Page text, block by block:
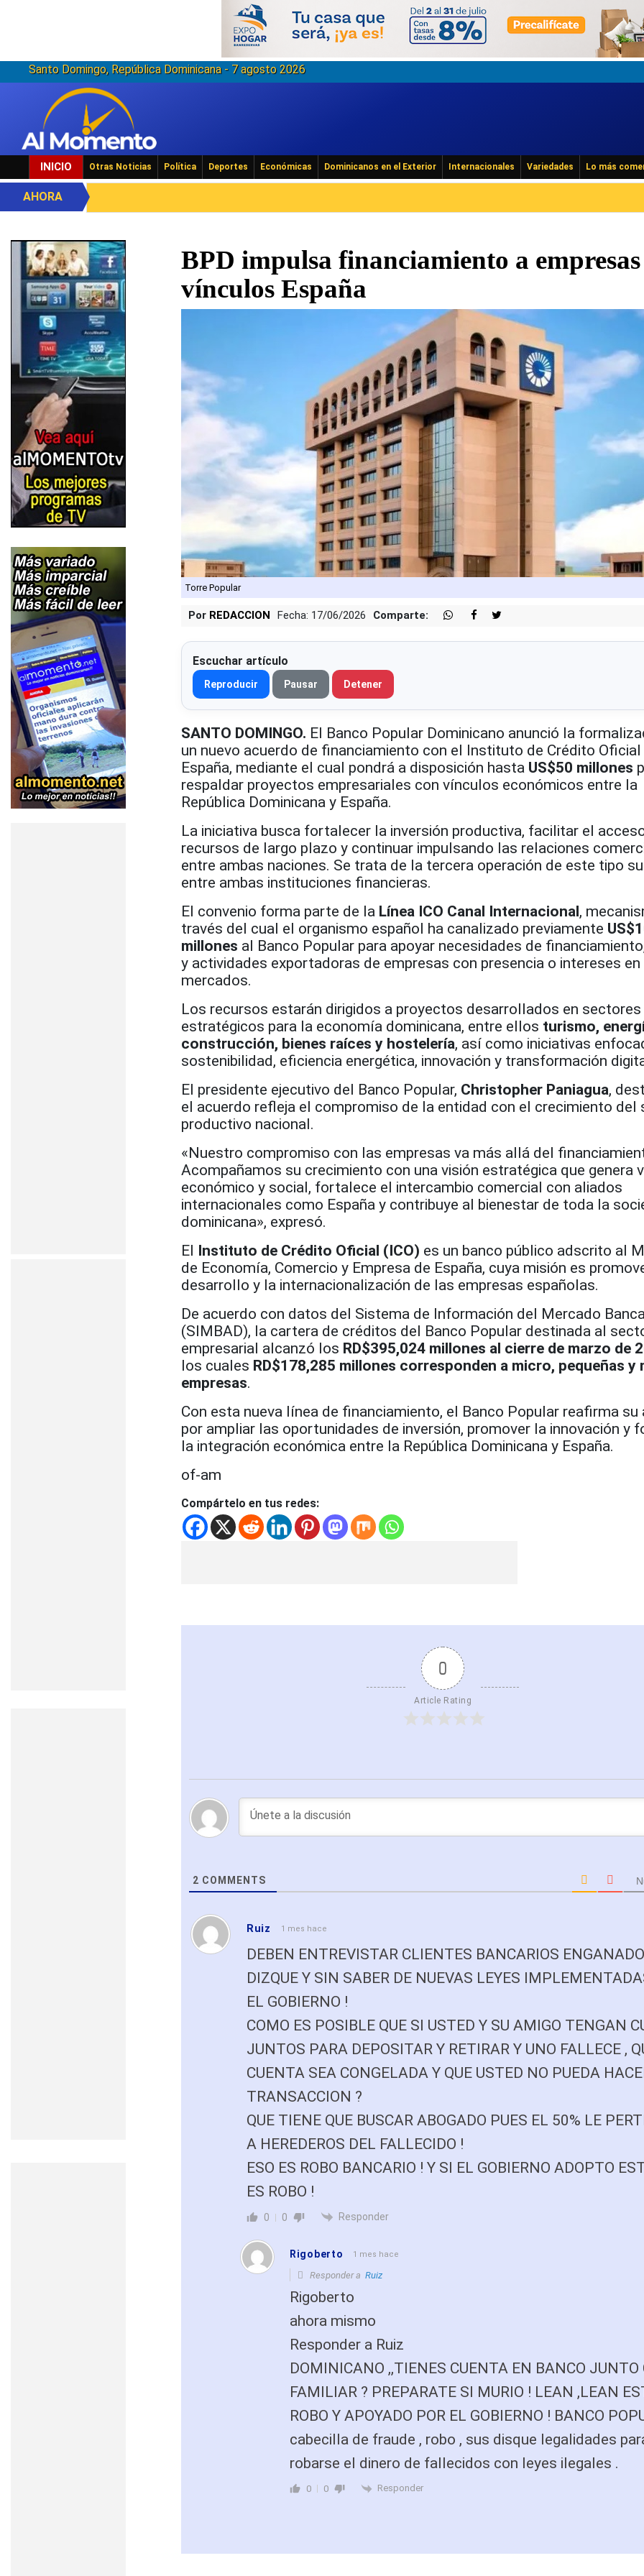
Santo Domingo, República Dominicana - 7 agosto 2026
INICIO Otras Noticias Política Deportes Económicas Dominicanos en el Exterior Internacionales Variedades Lo más
AHORA
BPD impulsa financiamiento a
vínculos España
Torre Popular
Por REDACCION Fecha: 17/06/2026 Comparte:
Escuchar artículo
Reproducir Pausar Detener
SANTO DOMINGO. El Banco Popular Dominicano anunció la
un nuevo acuerdo de financiamiento con el Instituto de Crédito Oficial
España, mediante el cual pondrá a disposición hasta US$50 millones
respaldar proyectos empresariales con vínculos económicos entre la
República Dominicana y España.
La iniciativa busca fortalecer la inversión productiva, facilitar el
recursos de largo plazo y continuar impulsando las relaciones
entre ambas naciones. Se trata de la tercera operación de este tipo
entre ambas instituciones financieras.
El convenio forma parte de la Línea ICO Canal Internacional,
través del cual el organismo español ha canalizado previamente
millones al Banco Popular para apoyar necesidades de
y actividades exportadoras de empresas con presencia o intereses en
mercados.
Los recursos estarán dirigidos a proyectos desarrollados en sectores
estratégicos para la economía dominicana, entre ellos turismo,
construcción, bienes raíces y hostelería, así como iniciativas
sostenibilidad, eficiencia energética, innovación y transformación
El presidente ejecutivo del Banco Popular, Christopher Paniagua,
el acuerdo refleja el compromiso de la entidad con el crecimiento del
productivo nacional.
«Nuestro compromiso con las empresas va más allá del
Acompañamos su crecimiento con una visión estratégica que genera
económico y social, fortalece el intercambio comercial con aliados
internacionales como España y contribuye al bienestar de toda la
dominicana», expresó.
El Instituto de Crédito Oficial (ICO) es un banco público adscrito al
de Economía, Comercio y Empresa de España, cuya misión es
desarrollo y la internacionalización de las empresas españolas.
De acuerdo con datos del Sistema de Información del Mercado
(SIMBAD), la cartera de créditos del Banco Popular destinada al
empresarial alcanzó los RD$395,024 millones al cierre de marzo de
los cuales RD$178,285 millones corresponden a micro, pequeñas y
empresas.
Con esta nueva línea de financiamiento, el Banco Popular reafirma su
por ampliar las oportunidades de inversión, promover la innovación y
la integración económica entre la República Dominicana y España.
of-am
Compártelo en tus redes:
0
Article Rating
2 COMMENTS
Ruiz 1 mes hace
DEBEN ENTREVISTAR CLIENTES BANCARIOS
DIZQUE Y SIN SABER DE NUEVAS LEYES
EL GOBIERNO !
COMO ES POSIBLE QUE SI USTED Y SU AMIGO TENGAN
JUNTOS PARA DEPOSITAR Y RETIRAR Y UNO FALLECE ,
CUENTA SEA CONGELADA Y QUE USTED NO PUEDA
TRANSACCION ?
QUE TIENE QUE BUSCAR ABOGADO PUES EL 50% LE
A HEREDEROS DEL FALLECIDO !
ESO ES ROBO BANCARIO ! Y SI EL GOBIERNO ADOPTO
ES ROBO !
0 0 Responder
Rigoberto 1 mes hace
Responder a Ruiz
Rigoberto
ahora mismo
Responder a Ruiz
DOMINICANO ,,TIENES CUENTA EN BANCO JUNTO
FAMILIAR ? PREPARATE SI MURIO ! LEAN ,LEAN
ROBO Y APOYADO POR EL GOBIERNO ! BANCO
cabecilla de fraude , robo , sus disque legalidades
robarse el dinero de fallecidos con leyes ilegales .
0 0 Responder